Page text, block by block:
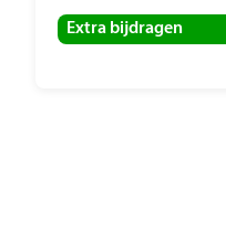
Extra bijdragen